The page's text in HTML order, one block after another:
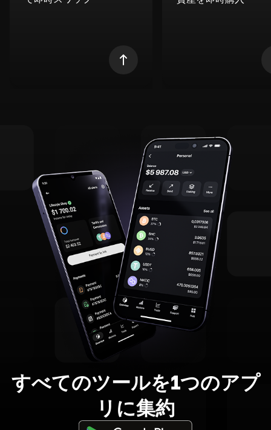
すべてのツールを1つのアプ
リに集約